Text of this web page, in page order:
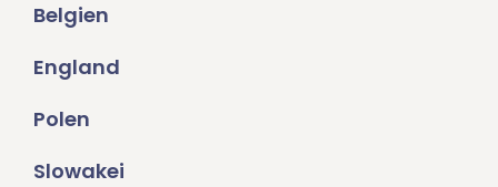
Belgien
England
Polen
Slowakei